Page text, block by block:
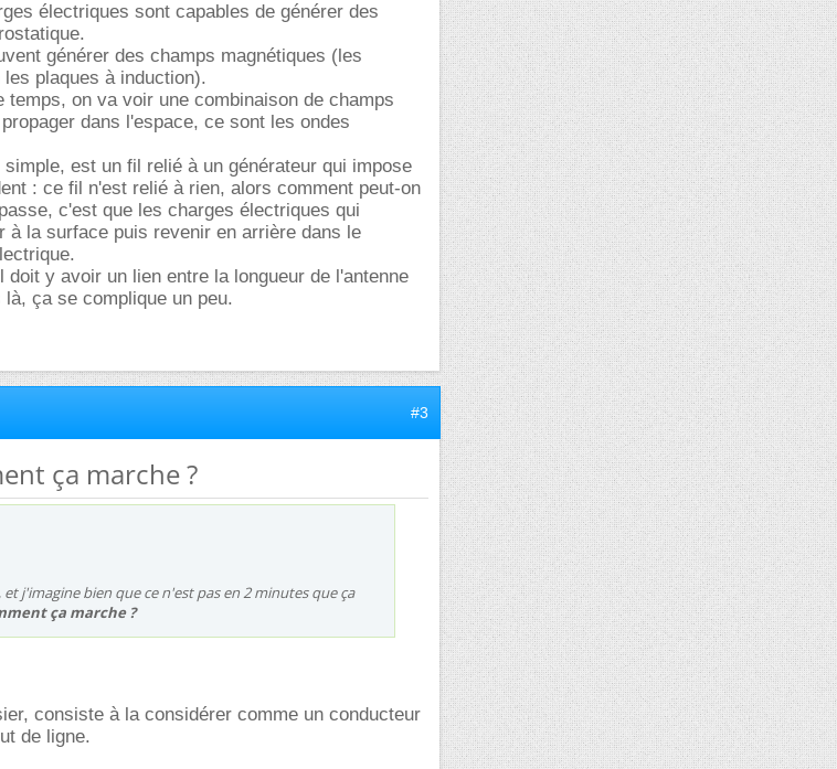
électriques sont capables de générer des
générer des champs magnétiques (les
plaques à induction).
on va voir une combinaison de champs
dans l'espace, ce sont les ondes
est un fil relié à un générateur qui impose
: ce fil n'est relié à rien, alors comment peut-on
c'est que les charges électriques qui
la surface puis revenir en arrière dans le
y avoir un lien entre la longueur de l'antenne
ça se complique un peu.
#3
ça marche ?
j'imagine bien que ce n'est pas en 2 minutes que ça
ça marche ?
consiste à la considérer comme un conducteur
de ligne.